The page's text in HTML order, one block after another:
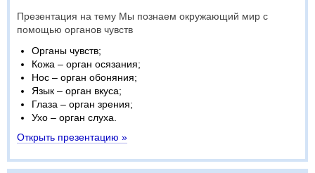
Презентация на тему Мы познаем окружающий мир с
помощью органов чувств
Органы чувств;
Кожа – орган осязания;
Нос – орган обоняния;
Язык – орган вкуса;
Глаза – орган зрения;
Ухо – орган слуха.
Открыть презентацию »